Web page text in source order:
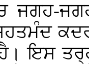
ਜਗਹ-
ਇਸ